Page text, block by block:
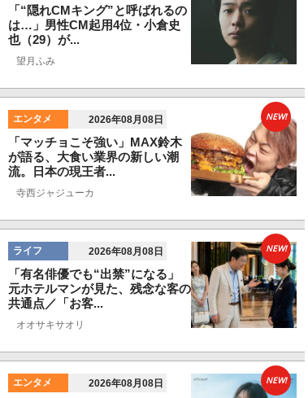
「“隠れCMキング”と呼ばれるの
は…」男性CM起用4位・小倉史
也（29）が...
望月ふみ
エンタメ 2026年08月08日
「マッチョこそ強い」MAX鈴木
が語る、大食い業界の新しい潮
流。日本の現王者...
寺西ジャジューカ
NEW!
ライフ 2026年08月08日
「有名俳優でも“出禁”になる」
元ホテルマンが見た、残念な客の
共通点／「お客...
オオサキサオリ
NEW!
エンタメ 2026年08月08日 NEW!